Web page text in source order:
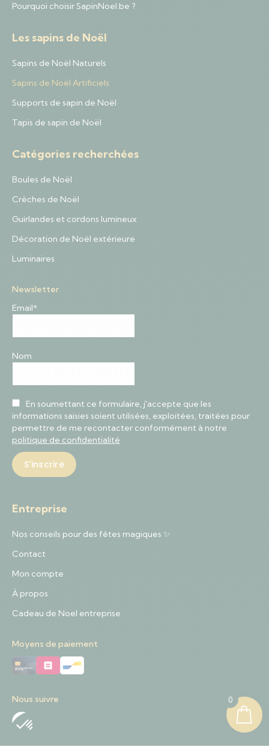
Pourquoi choisir SapinNoel.be ?
Les sapins de Noël
Sapins de Noël Naturels
Sapins de Noël Artificiels
Supports de sapin de Noël
Tapis de sapin de Noël
Catégories recherchées
Boules de Noël
Crèches de Noël
Guirlandes et cordons lumineux
Décoration de Noël extérieure
Luminaires
Newsletter
Email*
Nom
En soumettant ce formulaire, j'accepte que les
informations saisies soient utilisées, exploitées, traitées pour
permettre de me recontacter conformément à notre
politique de confidentialité
Entreprise
Nos conseils pour des fêtes magiques ✨
Contact
Mon compte
À propos
Cadeau de Noel entreprise
Moyens de paiement
Nous suivre 0